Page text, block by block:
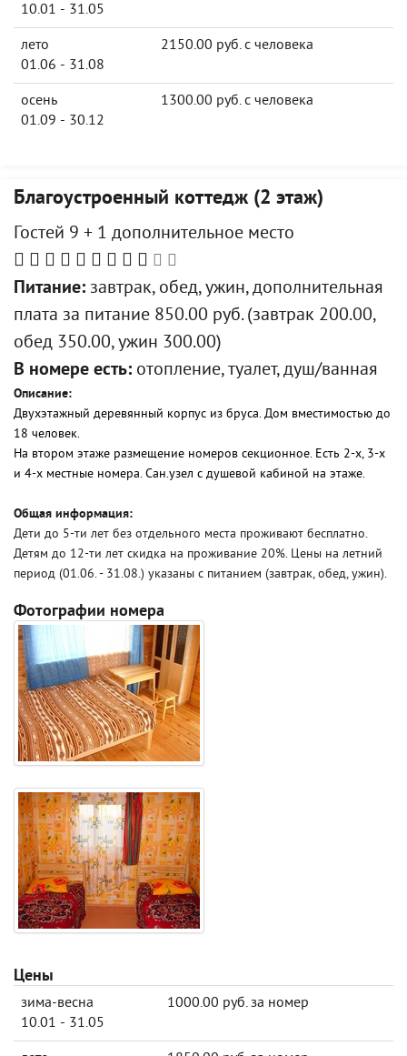
10.01 - 31.05
лето
01.06 - 31.08
2150.00 руб. с человека
осень
01.09 - 30.12
1300.00 руб. с человека
Благоустроенный коттедж (2 этаж)
Гостей 9 + 1 дополнительное место
Питание: завтрак, обед, ужин, дополнительная
плата за питание 850.00 руб. (завтрак 200.00,
обед 350.00, ужин 300.00)
В номере есть: отопление, туалет, душ/ванная
Описание:
Двухэтажный деревянный корпус из бруса. Дом вместимостью до
18 человек.
На втором этаже размещение номеров секционное. Есть 2-х, 3-х
и 4-х местные номера. Сан.узел с душевой кабиной на этаже.
Общая информация:
Дети до 5-ти лет без отдельного места проживают бесплатно.
Детям до 12-ти лет скидка на проживание 20%. Цены на летний
период (01.06. - 31.08.) указаны с питанием (завтрак, обед, ужин).
Фотографии номера
Цены
зима-весна
10.01 - 31.05
1000.00 руб. за номер